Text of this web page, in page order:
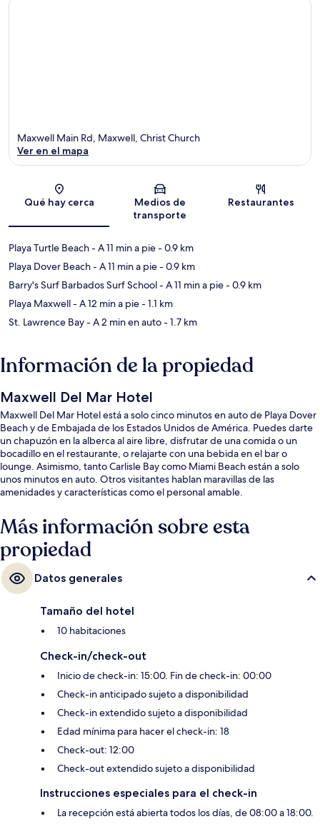
Sección del mapa
Maxwell Main Rd, Maxwell, Christ Church
Ver en el mapa
Qué hay cerca
Medios de
transporte
Restaurantes
Playa Turtle Beach- A 11 min a pie- 0.9 km
Playa Dover Beach- A 11 min a pie- 0.9 km
Barry's Surf Barbados Surf School- A 11 min a pie- 0.9 km
Playa Maxwell- A 12 min a pie- 1.1 km
St. Lawrence Bay- A 2 min en auto- 1.7 km
Información de la propiedad
Maxwell Del Mar Hotel
Maxwell Del Mar Hotel está a solo cinco minutos en auto de Playa Dover
Beach y de Embajada de los Estados Unidos de América. Puedes darte
un chapuzón en la alberca al aire libre, disfrutar de una comida o un
bocadillo en el restaurante, o relajarte con una bebida en el bar o
lounge. Asimismo, tanto Carlisle Bay como Miami Beach están a solo
unos minutos en auto. Otros visitantes hablan maravillas de las
amenidades y características como el personal amable.
Más información sobre esta
propiedad
Datos generales
Tamaño del hotel
10 habitaciones
Check-in/check-out
Inicio de check-in: 15:00. Fin de check-in: 00:00
Check-in anticipado sujeto a disponibilidad
Check-in extendido sujeto a disponibilidad
Edad mínima para hacer el check-in: 18
Check-out: 12:00
Check-out extendido sujeto a disponibilidad
Instrucciones especiales para el check-in
La recepción está abierta todos los días, de 08:00 a 18:00.